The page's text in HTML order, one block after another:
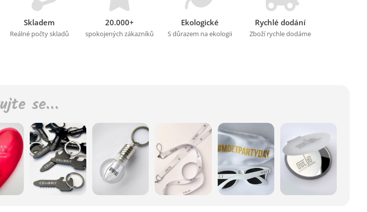
Skladem
Reálné počty skladů
20.000+
spokojených zákazníků
Ekologické
S důrazem na ekologii
Rychlé dodání
Zboží rychle dodáme
se…